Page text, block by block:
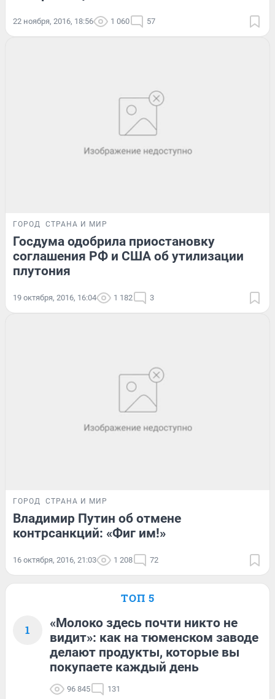
22 ноября, 2016, 18:56 1 060 57
ГОРОД СТРАНА И МИР
Госдума одобрила приостановку
соглашения РФ и США об утилизации
плутония
19 октября, 2016, 16:04 1 182 3
ГОРОД СТРАНА И МИР
Владимир Путин об отмене
контрсанкций: «Фиг им!»
16 октября, 2016, 21:03 1 208 72
ТОП 5
1
«Молоко здесь почти никто не
видит»: как на тюменском заводе
делают продукты, которые вы
покупаете каждый день
96 845 131